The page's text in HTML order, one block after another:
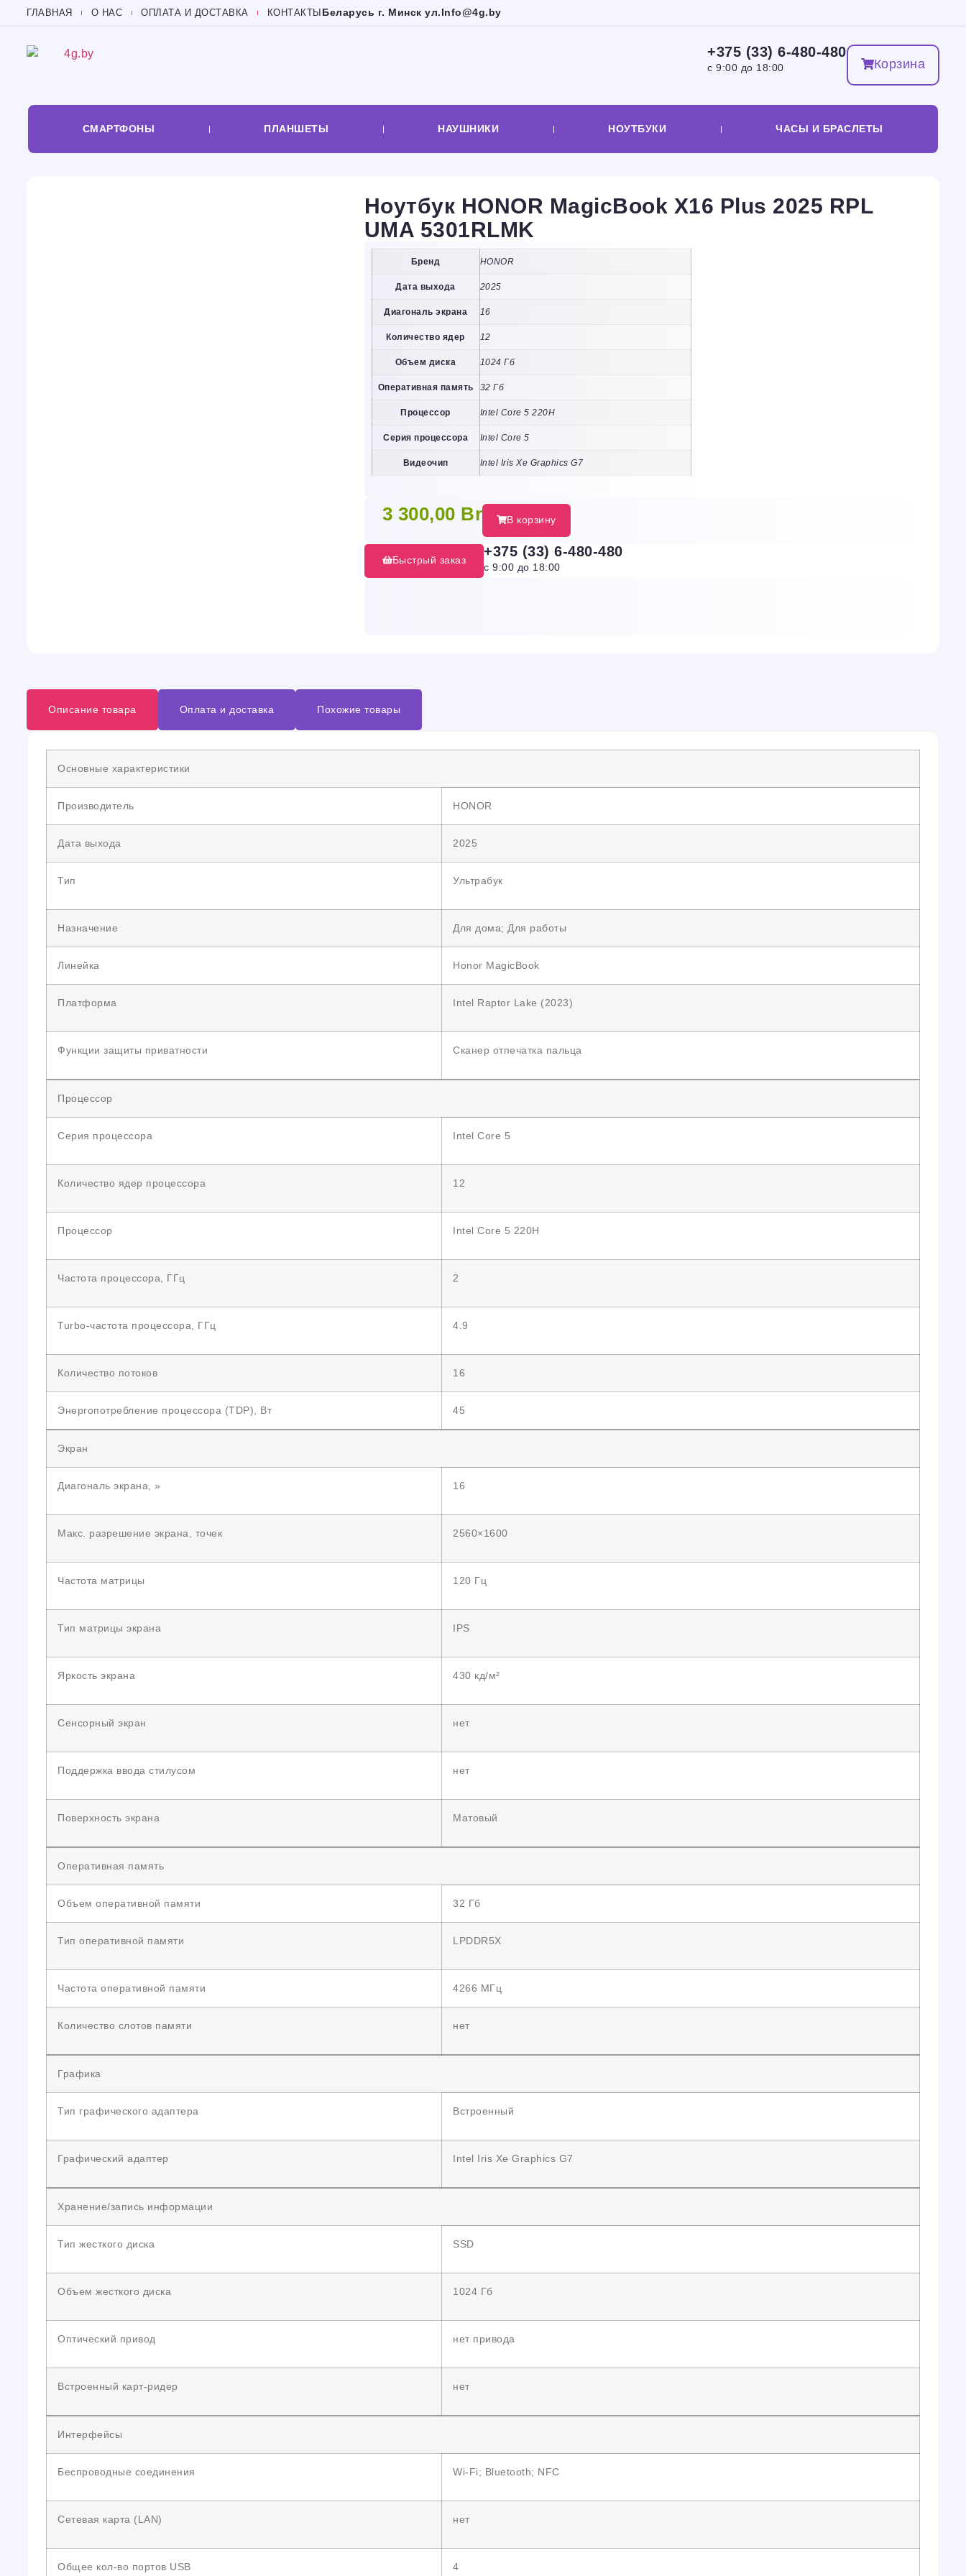
ГЛАВНАЯ О НАС ОПЛАТА И ДОСТАВКА КОНТАКТЫ Беларусь г. Минск ул.Info@4g.by
+375 (33) 6-480-480
с 9:00 до 18:00 Корзина
СМАРТФОНЫ ПЛАНШЕТЫ НАУШНИКИ НОУТБУКИ ЧАСЫ И БРАСЛЕТЫ
Ноутбук HONOR MagicBook X16 Plus 2025 RPL
UMA 5301RLMK
Бренд HONOR
Дата выхода 2025
Диагональ экрана 16
Количество ядер 12
Объем диска 1024 Гб
Оперативная память 32 Гб
Процессор Intel Core 5 220H
Серия процессора Intel Core 5
Видеочип Intel Iris Xe Graphics G7
3 300,00 Br В корзину
Быстрый заказ
+375 (33) 6-480-480
с 9:00 до 18:00
Описание товара Оплата и доставка Похожие товары
Основные характеристики
Производитель HONOR
Дата выхода 2025
Тип Ультрабук
Назначение Для дома; Для работы
Линейка Honor MagicBook
Платформа Intel Raptor Lake (2023)
Функции защиты приватности Сканер отпечатка пальца
Процессор
Серия процессора Intel Core 5
Количество ядер процессора 12
Процессор Intel Core 5 220H
Частота процессора, ГГц 2
Turbo-частота процессора, ГГц 4.9
Количество потоков 16
Энергопотребление процессора (TDP), Вт 45
Экран
Диагональ экрана, » 16
Макс. разрешение экрана, точек 2560×1600
Частота матрицы 120 Гц
Тип матрицы экрана IPS
Яркость экрана 430 кд/м²
Сенсорный экран нет
Поддержка ввода стилусом нет
Поверхность экрана Матовый
Оперативная память
Объем оперативной памяти 32 Гб
Тип оперативной памяти LPDDR5X
Частота оперативной памяти 4266 МГц
Количество слотов памяти нет
Графика
Тип графического адаптера Встроенный
Графический адаптер Intel Iris Xe Graphics G7
Хранение/запись информации
Тип жесткого диска SSD
Объем жесткого диска 1024 Гб
Оптический привод нет привода
Встроенный карт-ридер нет
Интерфейсы
Беспроводные соединения Wi-Fi; Bluetooth; NFC
Сетевая карта (LAN) нет
Общее кол-во портов USB 4